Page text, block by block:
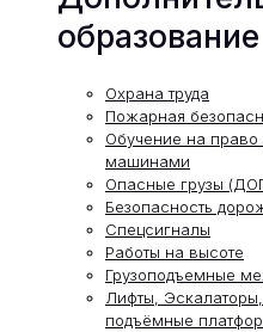
образование
Охрана труда
Пожарная
Обучение на
машинами
Опасные грузы
Безопасность
Спецсигналы
Работы на высоте
Грузоподъемные
Лифты,
подъёмные